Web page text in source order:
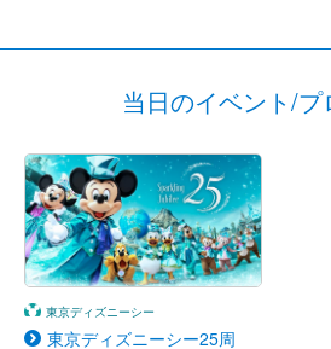
当日のイベント/プ
東京ディズニーシー
東京ディズニーシー25周